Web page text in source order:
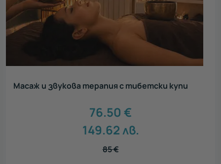
Масаж и звукова терапия с тибетски купи
76.50 €
149.62 лв.
85€